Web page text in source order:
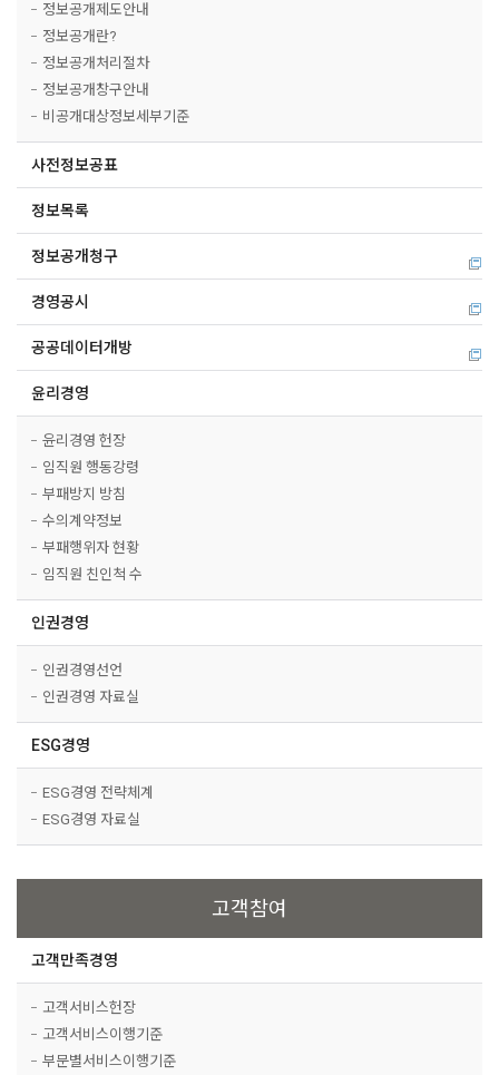
정보공개제도안내
정보공개란?
정보공개처리절차
정보공개창구안내
비공개대상정보세부기준
사전정보공표
정보목록
정보공개청구
경영공시
공공데이터개방
윤리경영
윤리경영 헌장
임직원 행동강령
부패방지 방침
수의계약정보
부패행위자 현황
임직원 친인척 수
인권경영
인권경영선언
인권경영 자료실
ESG경영
ESG경영 전략체계
ESG경영 자료실
고객참여
고객만족경영
고객서비스헌장
고객서비스이행기준
부문별서비스이행기준